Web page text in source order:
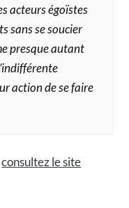
acteurs égoïstes
sans se soucier
presque autant
action de se faire
consultez le site